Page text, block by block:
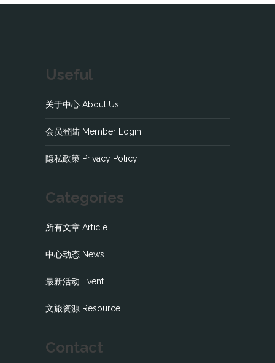
Useful
关于中心 About Us
会员登陆 Member Login
隐私政策 Privacy Policy
Categories
所有文章 Article
中心动态 News
最新活动 Event
文旅资源 Resource
Contact